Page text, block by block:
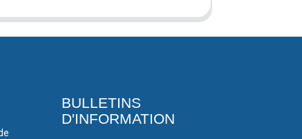
BULLETINS
D'INFORMATION